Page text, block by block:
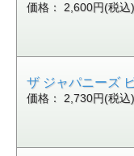
価格： 2,600円(税込)
ザ ジャパニーズ
価格： 2,730円(税込)